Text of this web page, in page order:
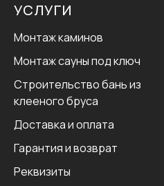
УСЛУГИ
Монтаж каминов
Монтаж сауны под ключ
Строительство бань из
клееного бруса
Доставка и оплата
Гарантия и возврат
Реквизиты